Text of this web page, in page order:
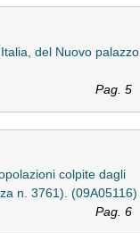
del Nuovo palazzo
Pag. 5
colpite dagli
n. 3761). (09A05116)
Pag. 6